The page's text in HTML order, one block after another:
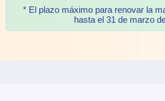
* El plazo máximo para renovar la
hasta el 31 de marzo